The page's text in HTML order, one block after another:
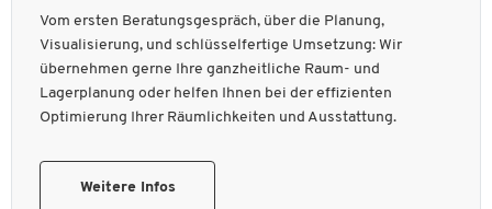
Vom ersten Beratungsgespräch, über die Planung,
Visualisierung, und schlüsselfertige Umsetzung: Wir
übernehmen gerne Ihre ganzheitliche Raum- und
Lagerplanung oder helfen Ihnen bei der effizienten
Optimierung Ihrer Räumlichkeiten und Ausstattung.
Weitere Infos